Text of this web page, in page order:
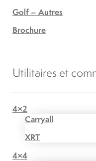
Golf – Autres
Brochure
Utilitaires et
4×2
Carryall
XRT
4×4